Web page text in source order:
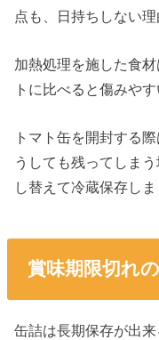
点も、日持ちしない理
加熱処理を施した食
トに比べると傷みやす
トマト缶を開封する
うしても残ってしま
し替えて冷蔵保存しま
賞味期限切れ
缶詰は長期保存が出